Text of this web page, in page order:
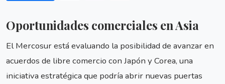
Oportunidades comerciales en Asia
El Mercosur está evaluando la posibilidad de avanzar en
acuerdos de libre comercio con Japón y Corea, una
iniciativa estratégica que podría abrir nuevas puertas